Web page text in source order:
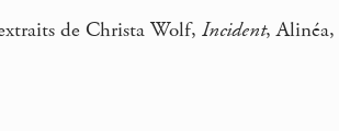
de Christa Wolf, Incident,